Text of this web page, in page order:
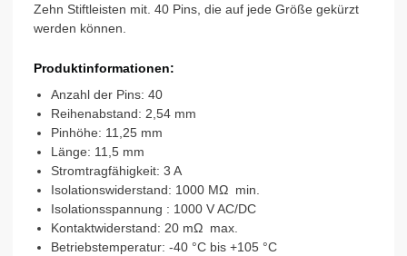
Zehn Stiftleisten mit. 40 Pins, die auf jede Größe gekürzt
werden können.
Produktinformationen:
Anzahl der Pins: 40
Reihenabstand: 2,54 mm
Pinhöhe: 11,25 mm
Länge: 11,5 mm
Stromtragfähigkeit: 3 A
Isolationswiderstand: 1000 MΩ min.
Isolationsspannung : 1000 V AC/DC
Kontaktwiderstand: 20 mΩ max.
Betriebstemperatur: -40 °C bis +105 °C